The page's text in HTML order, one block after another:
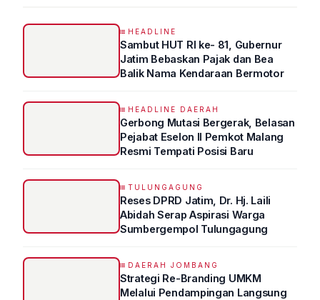
HEADLINE
Sambut HUT RI ke- 81, Gubernur
Jatim Bebaskan Pajak dan Bea
Balik Nama Kendaraan Bermotor
HEADLINE DAERAH
Gerbong Mutasi Bergerak, Belasan
Pejabat Eselon II Pemkot Malang
Resmi Tempati Posisi Baru
TULUNGAGUNG
Reses DPRD Jatim, Dr. Hj. Laili
Abidah Serap Aspirasi Warga
Sumbergempol Tulungagung
DAERAH JOMBANG
Strategi Re-Branding UMKM
Melalui Pendampingan Langsung